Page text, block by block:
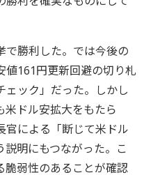
で勝利した。では今後の
値161円更新回避の切り札
ェック」だった。しかし
米ドル安拡大をもたら
官による「断じて米ドル
明にもつながった。こ
脆弱性のあることが確認